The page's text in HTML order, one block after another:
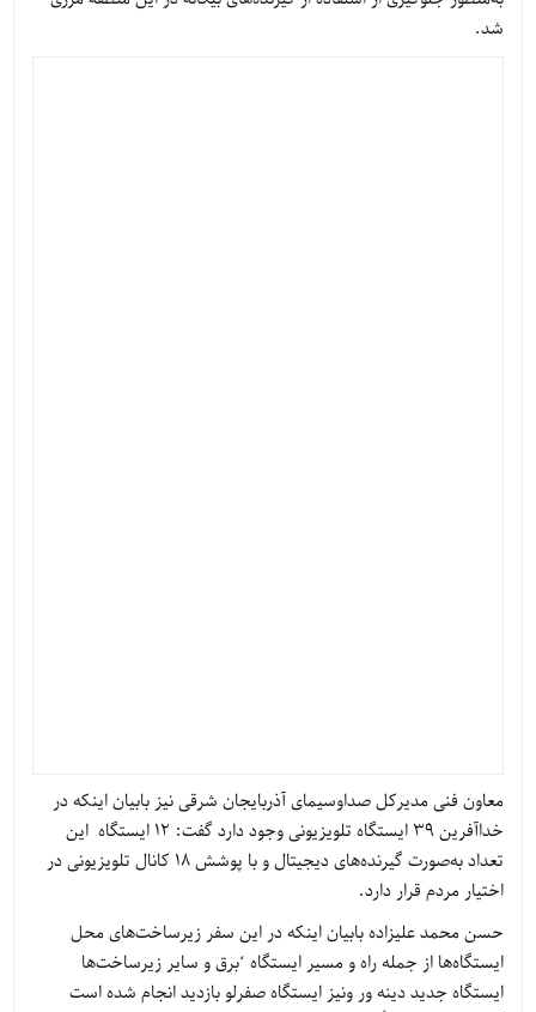
شد.
معاون فنی مدیرکل صداوسیمای آذربایجان شرقی نیز بابیان اینکه در
خداآفرین ۳۹ ایستگاه تلویزیونی وجود دارد گفت: ۱۲ ایستگاه این
تعداد به‌صورت گیرنده‌های دیجیتال و با پوشش ۱۸ کانال تلویزیونی در
اختیار مردم قرار دارد.
حسن محمد علیزاده بابیان اینکه در این سفر زیرساخت‌های محل
ایستگاه‌ها از جمله راه و مسیر ایستگاه ‘برق و سایر زیرساخت‌ها
ایستگاه جدید دینه ور ونیز ایستگاه صفرلو بازدید انجام شده است